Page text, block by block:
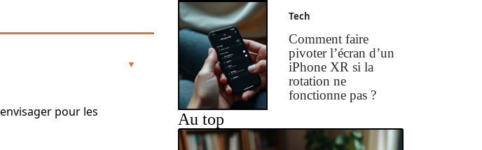
pour les
Tech
Comment faire
pivoter l’écran d’un
iPhone XR si la
rotation ne
fonctionne pas ?
Au top